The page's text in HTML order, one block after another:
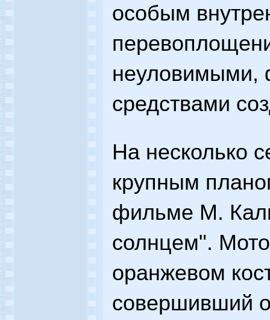
особым
неуловимыми,
средствами
На несколько
крупным
фильме М.
солнцем".
оранжевом
совершивший